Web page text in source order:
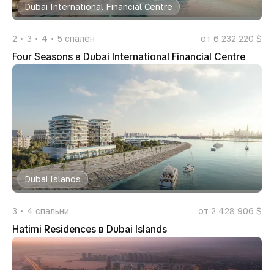
Dubai International Financial Centre
2 3 4 5 спален от 6 232 220 $
Four Seasons в Dubai International Financial Centre
Dubai Islands
3 4 спальни от 2 428 906 $
Hatimi Residences в Dubai Islands